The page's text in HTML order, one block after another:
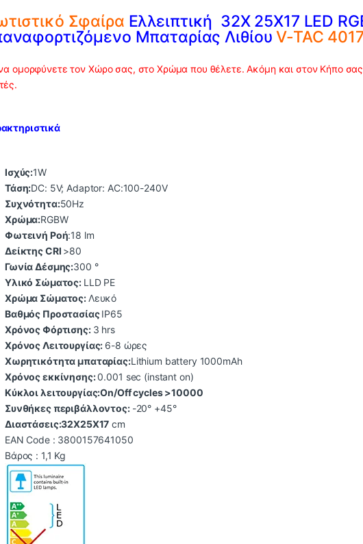
Σφαίρα Ελλειπτική 32X 25X17 LED
Μπαταρίας ΛιθίουV-TAC
ομορφύνετε τον Χώρο σας, στο Χρώμα που θέλετε. Ακόμη και στον Κήπο
Ισχύς:1W
Τάση:DC: 5V; Adaptor: AC:100-240V
Συχνότητα:50Hz
Χρώμα:RGBW
Φωτεινή Ροή:18 lm
Δείκτης CRI >80
Γωνία Δέσμης:300 °
Υλικό Σώματος: LLD PE
Χρώμα Σώματος: Λευκό
Βαθμός ΠροστασίαςIP65
Χρόνος Φόρτισης: 3 hrs
Χρόνος Λειτουργίας: 6-8 ώρες
Χωρητικότητα μπαταρίας:Lithium battery 1000mAh
Χρόνος εκκίνησης:0.001 sec (instant on)
Κύκλοι λειτουργίας:On/Off cycles>10000
Συνθήκες περιβάλλοντος: -20° +45°
Διαστάσεις:32X25X17 cm
EAN Code : 3800157641050
Βάρος : 1,1 Kg